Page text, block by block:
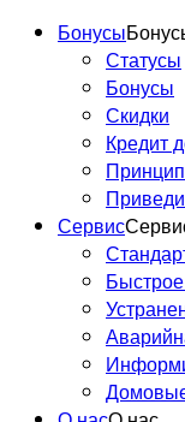
Бонусы
Статусы
Бонусы
Скидки
Кредит
Сервис